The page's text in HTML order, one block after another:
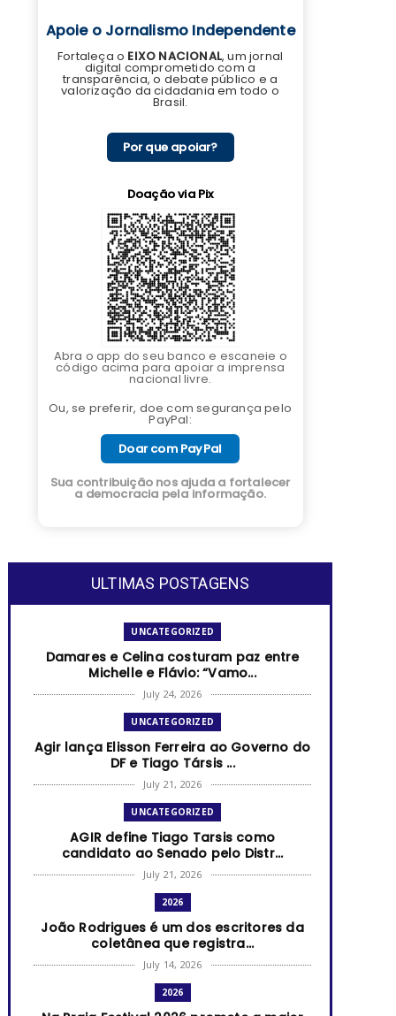
Apoie o Jornalismo Independente
Fortaleça o EIXO NACIONAL, um jornal
digital comprometido com a
transparência, o debate público e a
valorização da cidadania em todo o
Brasil.
Por que apoiar?
Doação via Pix
Abra o app do seu banco e escaneie o
código acima para apoiar a imprensa
nacional livre.
Ou, se preferir, doe com segurança pelo
PayPal:
Doar com PayPal
Sua contribuição nos ajuda a fortalecer
a democracia pela informação.
ULTIMAS POSTAGENS
UNCATEGORIZED
Damares e Celina costuram paz entre
Michelle e Flávio: “Vamo...
July 24, 2026
UNCATEGORIZED
Agir lança Elisson Ferreira ao Governo do
DF e Tiago Társis ...
July 21, 2026
UNCATEGORIZED
AGIR define Tiago Tarsis como
candidato ao Senado pelo Distr...
July 21, 2026
2026
João Rodrigues é um dos escritores da
coletânea que registra...
July 14, 2026
2026